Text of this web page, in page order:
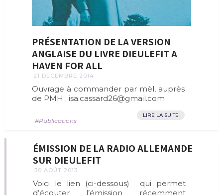
PRÉSENTATION DE LA VERSION
ANGLAISE DU LIVRE DIEULEFIT A
HAVEN FOR ALL
21 DÉCEMBRE 2014
Ouvrage à commander par mèl, auprès
de PMH : isa.cassard26@gmail.com
LIRE LA SUITE
Publications
ÉMISSION DE LA RADIO ALLEMANDE
SUR DIEULEFIT
30 AOÛT 2013
Voici le lien (ci-dessous) qui permet
d’écouter l’émission récemment